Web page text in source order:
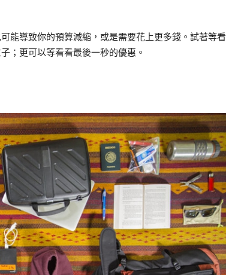
能導致你的預算減縮，或是需要花上更多錢。試著等看
；更可以等看看最後一秒的優惠。